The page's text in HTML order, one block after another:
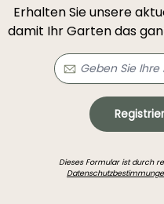
Erhalten Sie unsere
damit Ihr Garten das
Dieses Formular ist durch